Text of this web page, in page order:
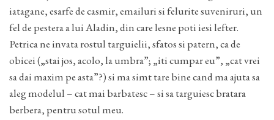
iatagane, esarfe de casmir, emailuri si felurite suveniruri, un
fel de pestera a lui Aladin, din care lesne poti iesi lefter.
Petrica ne invata rostul targuielii, sfatos si patern, ca de
obicei („stai jos, acolo, la umbra”; „iti cumpar eu”, „cat vrei
sa dai maxim pe asta”?) si ma simt tare bine cand ma ajuta sa
aleg modelul – cat mai barbatesc – si sa targuiesc bratara
berbera, pentru sotul meu.